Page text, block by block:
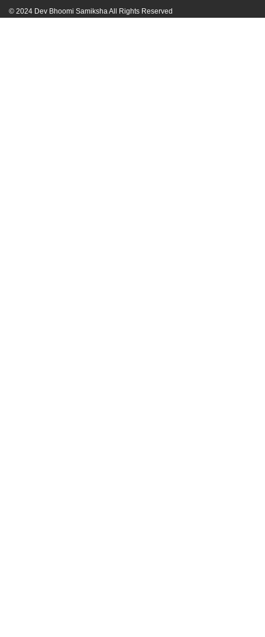
© 2024 Dev Bhoomi Samiksha All Rights Reserved